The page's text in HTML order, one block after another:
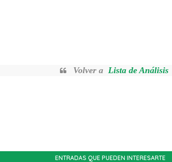
Volver a Lista de Análisis
ENTRADAS QUE PUEDEN INTERESARTE